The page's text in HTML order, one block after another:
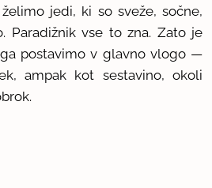
jedi, ki so sveže, sočne,
Paradižnik vse to zna. Zato je
postavimo v glavno vlogo —
ampak kot sestavino, okoli